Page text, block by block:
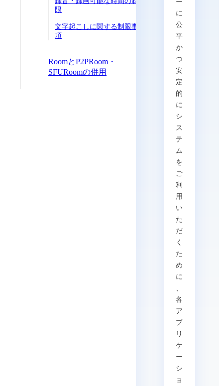
限
文字起こしに関する制限事
項
RoomとP2PRoom・
SFURoomの併用
ー
に
公
平
か
つ
安
定
的
に
シ
ス
テ
ム
を
ご
利
用
い
た
だ
く
た
め
に
、
各
ア
プ
リ
ケ
ー
シ
ョ